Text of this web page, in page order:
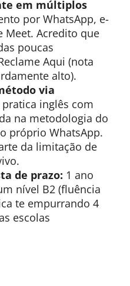
em múltiplos
por WhatsApp, e-
Meet. Acredito que
poucas
Aqui (nota
alto).
via
pratica inglês com
na metodologia do
próprio WhatsApp.
da limitação de
de prazo: 1 ano
nível B2 (fluência
te empurrando 4
escolas